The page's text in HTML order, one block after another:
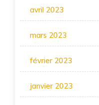
avril 2023
mars 2023
février 2023
janvier 2023